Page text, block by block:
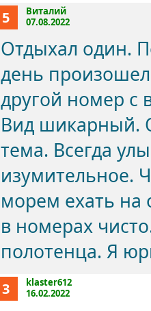
5
Виталий
07.08.2022
Отдыхал один.
день
другой номер с
Вид шикарный.
тема. Всегда
изумительное.
морем ехать на
в номерах
полотенца. Я
3
klaster612
16.02.2022